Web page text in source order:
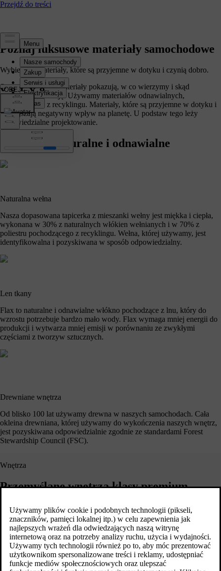
Poznaj luksusowe materiały samochodowe
Wybieramy materiały, które są przyjemne w dotyku i czynią dobro.
Starannie dobrane materiały pokazują, w co wierzymy i skąd
czerpiemy inspirację. Używamy materiałów odnawialnych,
pochodzących z recyklingu. Materiały, które są przyjemne w dotyku i
zmniejszają negatywny wpływ na planetę. U podstaw tego leży
odpowiedzialne projektowanie.
Materiały naturalne i odnawialne
Naturalna wełna
Nasza dopasowana tapicerka z mieszanki wełny jest miękka i ciepła,
wykonana w 30% z naturalnych włókien wełnianych i w 70% z
poliestru pochodzącego z recyklingu. Wełna, której używamy, jest
identyfikowalna i pozyskiwana w sposób odpowiedzialny.
Len tkany
Flax to naturalne i odnawialne włókno pochodzące z lnu, który do
wzrostu potrzebuje bardzo mało wody. Flax wymaga mniej energii do
produkcji i wytwarza mniej emisji w porównaniu ze zwykłymi
częściami z tworzyw sztucznych.
Drewniane wnętrza
Od blisko 100 lat używamy drewna w naszych samochodach. Cała
okleina drewniana, której używamy do wykończenia naszych wnętrz,
jest pozyskiwana odpowiedzialnie zgodnie ze standardami Forest
Stewardship Council (FSC).
Wnętrza
Przemyślane wnętrza klasy premium
W całej naszej ofercie samochodów oferujemy szeroki wybór wnętrz.
Wszystkie zostały zaprojektowane tak, aby były premium i bardziej
odpowiedzialne, a także wyrażały różne style. Zapoznaj się z
niektórymi opcjami stylistycznymi, które oferujemy, jeśli chodzi o
tapicerki i elementy dekoracyjne wykonane z materiałów
odnawialnych i pochodzących z recyklingu.
OBEJRZYJ FILM